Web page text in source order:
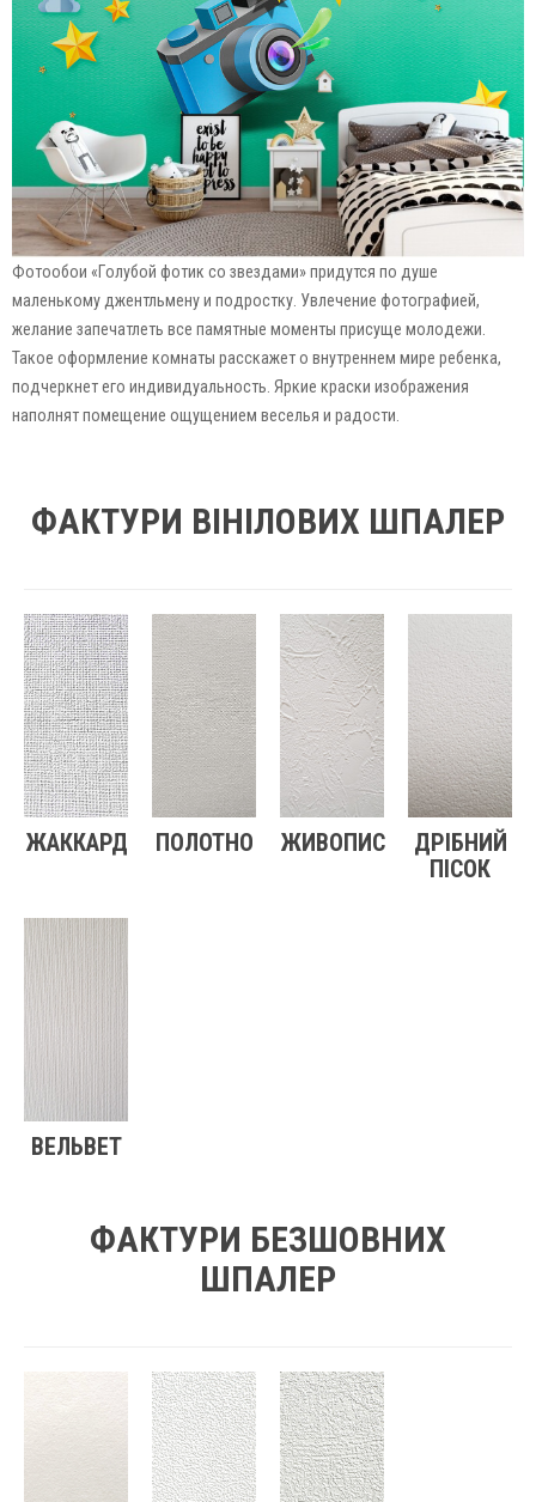
Фотообои «Голубой фотик со звездами» придутся по душе
маленькому джентльмену и подростку. Увлечение фотографией,
желание запечатлеть все памятные моменты присуще молодежи.
Такое оформление комнаты расскажет о внутреннем мире ребенка,
подчеркнет его индивидуальность. Яркие краски изображения
наполнят помещение ощущением веселья и радости.
ФАКТУРИ ВІНІЛОВИХ ШПАЛЕР
ЖАККАРД ПОЛОТНО ЖИВОПИС
ДРІБНИЙ
ПІСОК
ВЕЛЬВЕТ
ФАКТУРИ БЕЗШОВНИХ
ШПАЛЕР